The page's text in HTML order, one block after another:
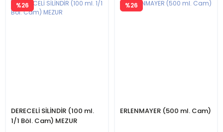
DERECELİ SİLİNDİR (100 ml.
1/1 Böl. Cam) MEZUR
%26
ERLENMAYER (500 ml. Cam)
%26